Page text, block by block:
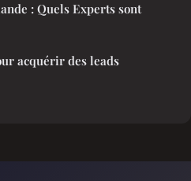
: Quels Experts sont
acquérir des leads